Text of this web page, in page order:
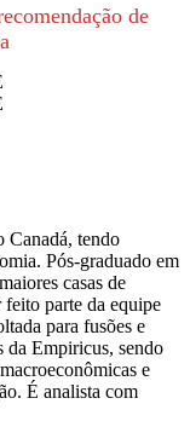
de
Canadá, tendo
Pós-graduado em
casas de
parte da equipe
para fusões e
da Empiricus, sendo
e
É analista com